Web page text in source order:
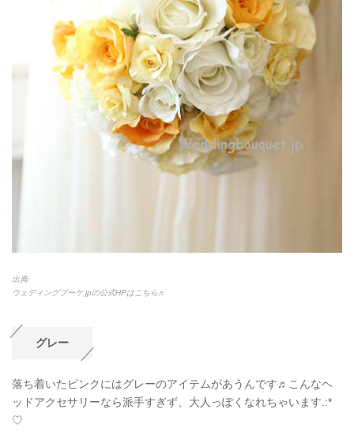
出典:
ウェディングブーケ.jpの公式HPはこちら♬
グレー
落ち着いたピンクにはグレーのアイテムがあうんです♬こんなヘ
ッドアクセサリーなら派手すぎず、大人っぽくなれちゃいます.:*
♡